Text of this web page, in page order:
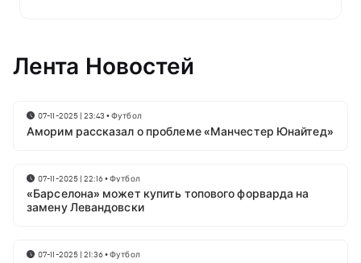
Лента Новостей
07-11-2025 | 23:43 •Футбол
Аморим рассказал о проблеме «Манчестер Юнайтед»
07-11-2025 | 22:16•Футбол
«Барселона» может купить топового форварда на
замену Левандовски
07-11-2025 | 21:36•Футбол